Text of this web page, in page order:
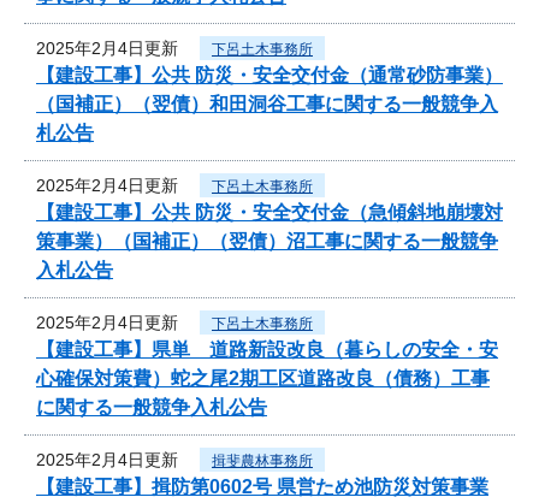
2025年2月4日更新 下呂土木事務所
【建設工事】公共 防災・安全交付金（通常砂防事業）
（国補正）（翌債）和田洞谷工事に関する一般競争入
札公告
2025年2月4日更新 下呂土木事務所
【建設工事】公共 防災・安全交付金（急傾斜地崩壊対
策事業）（国補正）（翌債）沼工事に関する一般競争
入札公告
2025年2月4日更新 下呂土木事務所
【建設工事】県単 道路新設改良（暮らしの安全・安
心確保対策費）蛇之尾2期工区道路改良（債務）工事
に関する一般競争入札公告
2025年2月4日更新 揖斐農林事務所
【建設工事】揖防第0602号 県営ため池防災対策事業